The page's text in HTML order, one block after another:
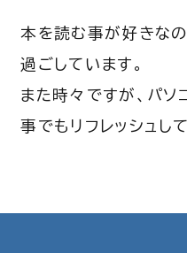
本を読む事が好きな
過ごしています。
また時々ですが、パソ
事でもリフレッシュし